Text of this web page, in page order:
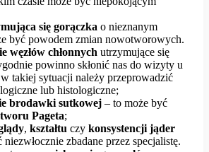
się gorączka o nieznanym
być powodem zmian nowotworowych.
węzłów chłonnych utrzymujące się
powinno skłonić nas do wizyty u
takiej sytuacji należy przeprowadzić
lub histologiczne;
brodawki sutkowej – to może być
Pageta;
, kształtu czy konsystencji jąder
zbadane przez specjalistę.